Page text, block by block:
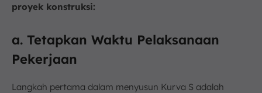
proyek konstruksi:
a. Tetapkan Waktu Pelaksanaan
Pekerjaan
Langkah pertama dalam menyusun Kurva S adalah